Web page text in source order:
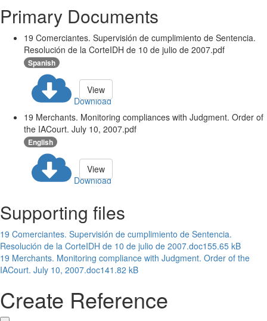
Primary Documents
19 Comerciantes. Supervisión de cumplimiento de Sentencia.
Resolución de la CorteIDH de 10 de julio de 2007.pdf
Spanish
Download
View
19 Merchants. Monitoring compliances with Judgment. Order of
the IACourt. July 10, 2007.pdf
English
Download
View
Supporting files
19 Comerciantes. Supervisión de cumplimiento de Sentencia.
Resolución de la CorteIDH de 10 de julio de 2007.doc155.65 kB
19 Merchants. Monitoring compliance with Judgment. Order of the
IACourt. July 10, 2007.doc141.82 kB
Create Reference